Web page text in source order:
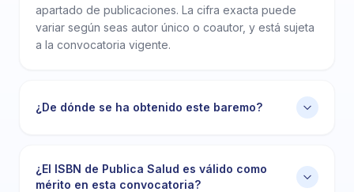
apartado de publicaciones. La cifra exacta puede
variar según seas autor único o coautor, y está sujeta
a la convocatoria vigente.
¿De dónde se ha obtenido este baremo?
¿El ISBN de Publica Salud es válido como
mérito en esta convocatoria?